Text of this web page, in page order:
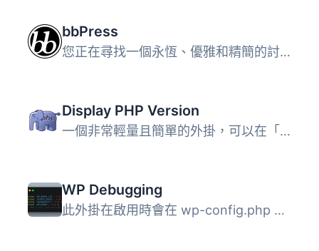
bbPress
您正在尋找一個永恆、優雅和精簡的討論版面嗎？bbPress易於整...
Display PHP Version
一個非常輕量且簡單的外掛，可以在「一覽」管理儀表板小工具...
WP Debugging
此外掛在啟用時會在 wp-config.php 中設定以下偵錯常數，並在...